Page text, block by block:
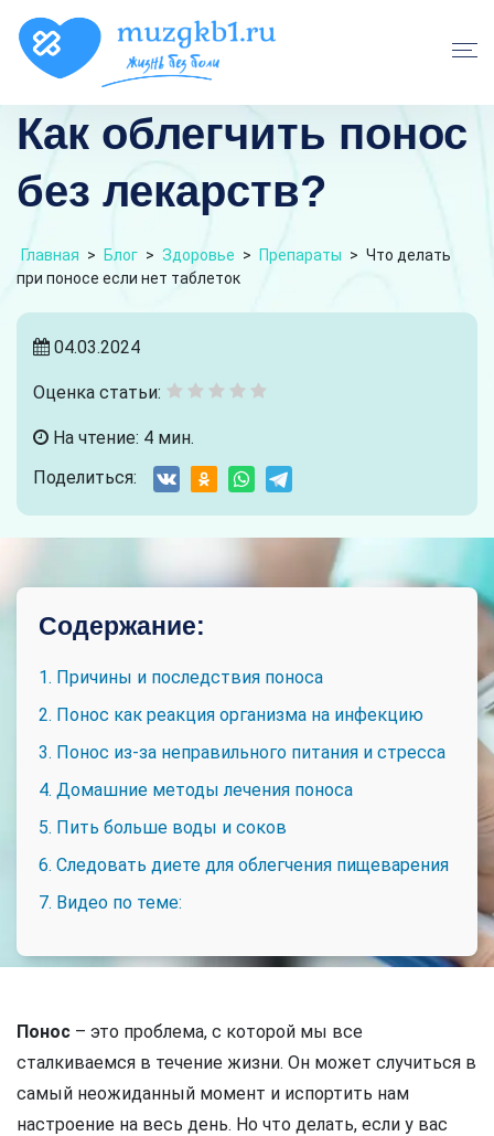
Как облегчить понос
без лекарств?
Главная > Блог > Здоровье > Препараты > Что делать
при поносе если нет таблеток
04.03.2024
Оценка статьи:
На чтение: 4 мин.
Поделиться:
Содержание:
1. Причины и последствия поноса
2. Понос как реакция организма на инфекцию
3. Понос из-за неправильного питания и стресса
4. Домашние методы лечения поноса
5. Пить больше воды и соков
6. Следовать диете для облегчения пищеварения
7. Видео по теме:
Понос – это проблема, с которой мы все
сталкиваемся в течение жизни. Он может случиться в
самый неожиданный момент и испортить нам
настроение на весь день. Но что делать, если у вас